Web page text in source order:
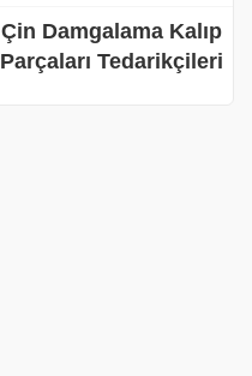
Çin Damgalama Kalıp
Parçaları Tedarikçileri